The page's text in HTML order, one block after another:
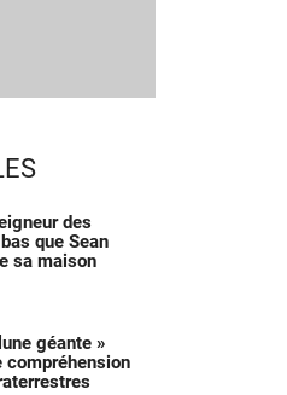
des
que Sean
sa maison
géante »
compréhension